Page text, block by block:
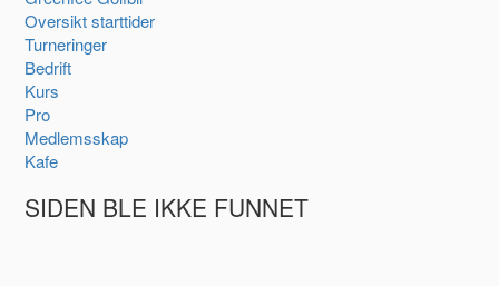
Oversikt starttider
Turneringer
Bedrift
Kurs
Pro
Medlemsskap
Kafe
SIDEN BLE IKKE FUNNET